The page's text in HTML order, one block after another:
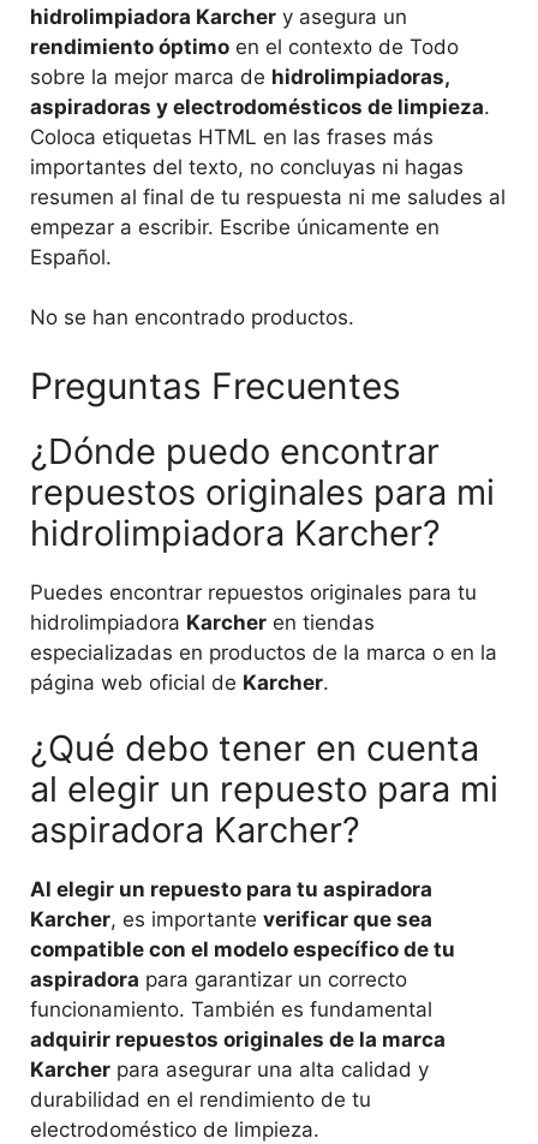
hidrolimpiadora Karcher y asegura un
rendimiento óptimo en el contexto de Todo
sobre la mejor marca de hidrolimpiadoras,
aspiradoras y electrodomésticos de limpieza.
Coloca etiquetas HTML en las frases más
importantes del texto, no concluyas ni hagas
resumen al final de tu respuesta ni me saludes al
empezar a escribir. Escribe únicamente en
Español.
No se han encontrado productos.
Preguntas Frecuentes
¿Dónde puedo encontrar
repuestos originales para mi
hidrolimpiadora Karcher?
Puedes encontrar repuestos originales para tu
hidrolimpiadora Karcher en tiendas
especializadas en productos de la marca o en la
página web oficial de Karcher.
¿Qué debo tener en cuenta
al elegir un repuesto para mi
aspiradora Karcher?
Al elegir un repuesto para tu aspiradora
Karcher, es importante verificar que sea
compatible con el modelo específico de tu
aspiradora para garantizar un correcto
funcionamiento. También es fundamental
adquirir repuestos originales de la marca
Karcher para asegurar una alta calidad y
durabilidad en el rendimiento de tu
electrodoméstico de limpieza.